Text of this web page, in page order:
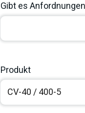
Gibt es
Produkt